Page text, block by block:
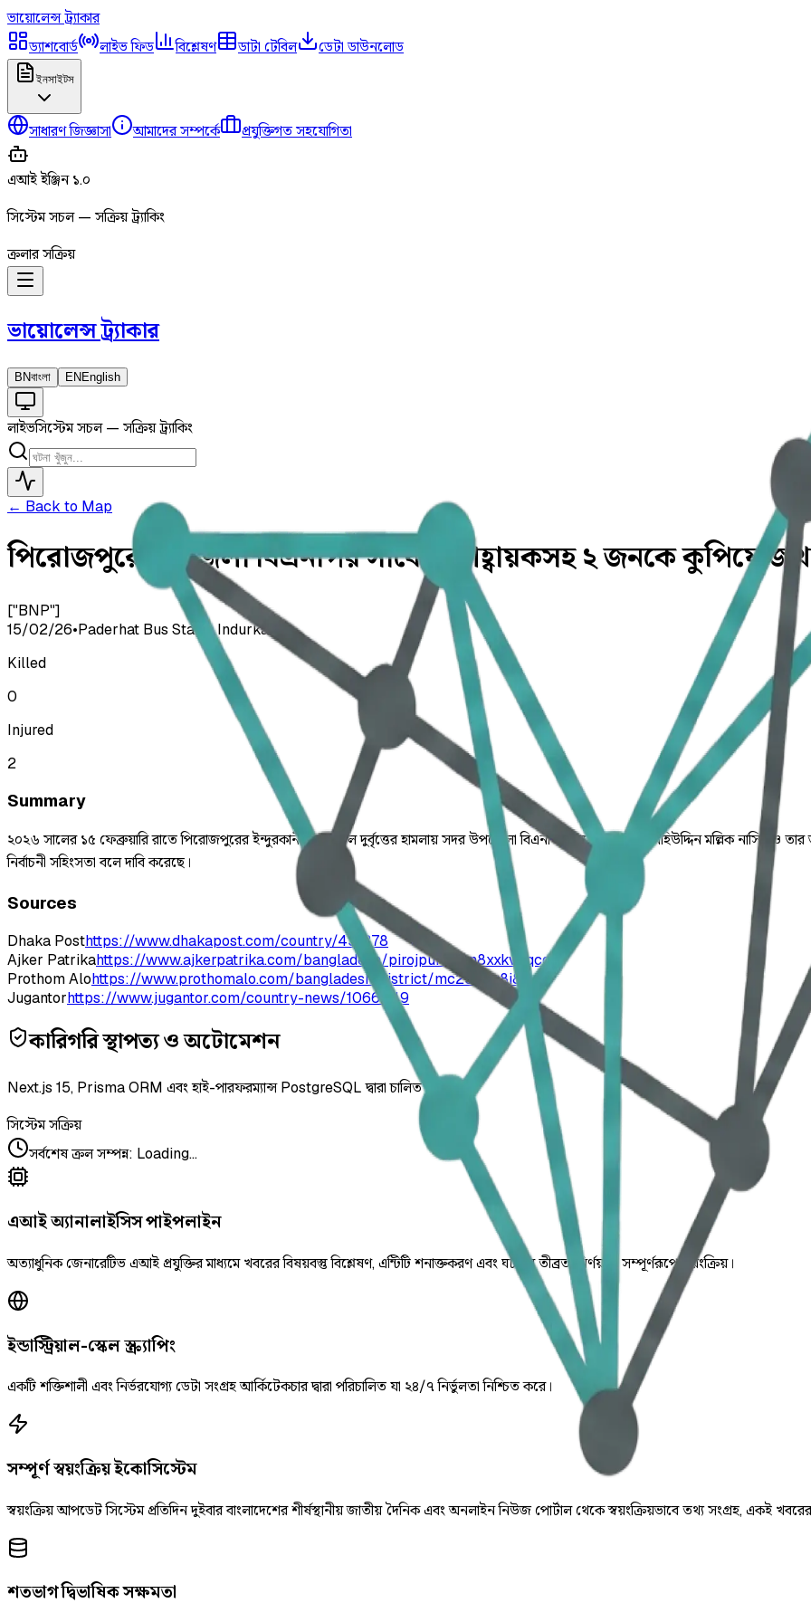
ভায়োলেন্সট্র্যাকার
ড্যাশবোর্ড
লাইভ ফিড বিশ্লেষণ ডাটা টেবিল ডেটা ডাউনলোড
ইনসাইটস
সাধারণ জিজ্ঞাসা আমাদের সম্পর্কে প্রযুক্তিগত সহযোগিতা
এআই ইঞ্জিন ১.০
সিস্টেম সচল — সক্রিয় ট্র্যাকিং
ক্রলার সক্রিয়
ভায়োলেন্সট্র্যাকার
BNবাংলা EN English
লাইভসিস্টেম সচল — সক্রিয় ট্র্যাকিং
← Back to Map
পিরোজপুরে উপজেলা বিএনপির সাবেক আহ্বায়কসহ ২ জনকে কুপিয়ে
["BNP"]
15/02/26•Paderhat Bus Stand, Indurkani
Killed
0
Injured
2
Summary
২০২৬ সালের ১৫ ফেব্রুয়ারি রাতে পিরোজপুরের ইন্দুরকানীতে একদল দুর্বৃত্তের হামলায় সদর উপজেলা বিএনপির সাবেক আহ্বায়ক মহিউদ্দিন মল্লিক নাসির
নির্বাচনী সহিংসতা বলে দাবি করেছে।
Sources
Dhaka Posthttps://www.dhakapost.com/country/431378
Ajker Patrikahttps://www.ajkerpatrika.com/bangladesh/pirojpur/ajpn8xxkvbqcd
Prothom Alohttps://www.prothomalo.com/bangladesh/district/mc232bu8i8
Jugantorhttps://www.jugantor.com/country-news/1066449
কারিগরি স্থাপত্য ও অটোমেশন
Next.js 15, Prisma ORM এবং হাই-পারফরম্যান্স PostgreSQL দ্বারা চালিত।
সিস্টেম সক্রিয়
সর্বশেষ ক্রল সম্পন্ন: Loading...
এআই অ্যানালাইসিস পাইপলাইন
অত্যাধুনিক জেনারেটিভ এআই প্রযুক্তির মাধ্যমে খবরের বিষয়বস্তু বিশ্লেষণ, এন্টিটি শনাক্তকরণ এবং ঘটনার তীব্রতা নির্ণয় যা সম্পূর্ণরূপে স্বয়ংক্রিয়।
ইন্ডাস্ট্রিয়াল-স্কেল স্ক্র্যাপিং
একটি শক্তিশালী এবং নির্ভরযোগ্য ডেটা সংগ্রহ আর্কিটেকচার দ্বারা পরিচালিত যা ২৪/৭ নির্ভুলতা নিশ্চিত করে।
সম্পূর্ণ স্বয়ংক্রিয় ইকোসিস্টেম
স্বয়ংক্রিয় আপডেট সিস্টেম প্রতিদিন দুইবার বাংলাদেশের শীর্ষস্থানীয় জাতীয় দৈনিক এবং অনলাইন নিউজ পোর্টাল থেকে স্বয়ংক্রিয়ভাবে তথ্য সংগ্রহ, একই
শতভাগ দ্বিভাষিক সক্ষমতা